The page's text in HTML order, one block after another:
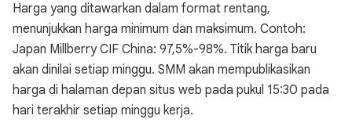
Harga yang ditawarkan dalam format rentang,
menunjukkan harga minimum dan maksimum. Contoh:
Japan Millberry CIF China: 97,5%-98%. Titik harga baru
akan dinilai setiap minggu. SMM akan mempublikasikan
harga di halaman depan situs web pada pukul 15:30 pada
hari terakhir setiap minggu kerja.